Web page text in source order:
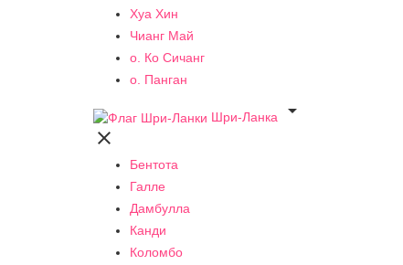
Хуа Хин
Чианг Май
о. Ко Сичанг
о. Панган
Шри-Ланка


Бентота
Галле
Дамбулла
Канди
Коломбо